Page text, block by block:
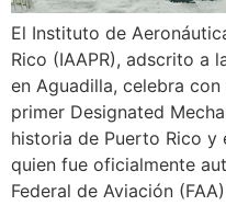
El Instituto de
Rico (IAAPR), adscrito a
en Aguadilla, celebra
primer Designated
historia de Puerto Rico y
quien fue oficialmente
Federal de Aviación